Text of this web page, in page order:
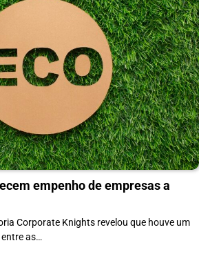
empenho de empresas a
Corporate Knights revelou que houve um
as…